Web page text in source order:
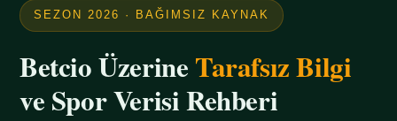
SEZON 2026 · BAĞIMSIZ KAYNAK
Betcio ÜzerineTarafsız Bilgi
ve Spor Verisi Rehberi